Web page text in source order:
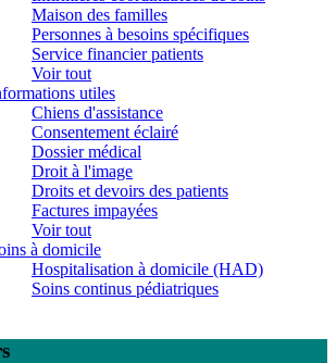
Maison des familles
Personnes à besoins spécifiques
Service financier patients
Voir tout
utiles
Chiens d'assistance
Consentement éclairé
Dossier médical
Droit à l'image
Droits et devoirs des patients
Factures impayées
Voir tout
à domicile
Hospitalisation à domicile (HAD)
Soins continus pédiatriques